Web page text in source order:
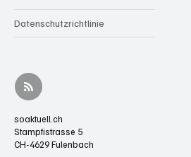
Datenschutzrichtlinie
soaktuell.ch
Stampfistrasse 5
CH-4629 Fulenbach